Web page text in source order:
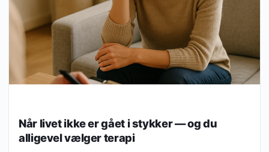
Når livet ikke er gået i stykker — og du
alligevel vælger terapi